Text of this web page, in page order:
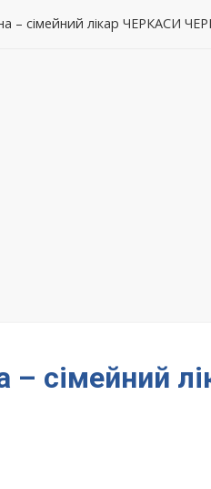
– сімейний лікар ЧЕРКАСИ
– сімейний